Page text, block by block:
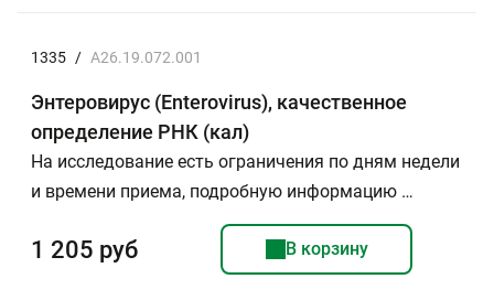
1335 / A26.19.072.001
Энтеровирус (Enterovirus), качественное
определение РНК (кал)
На исследование есть ограничения по дням недели
и времени приема, подробную информацию …
1 205 руб В корзину